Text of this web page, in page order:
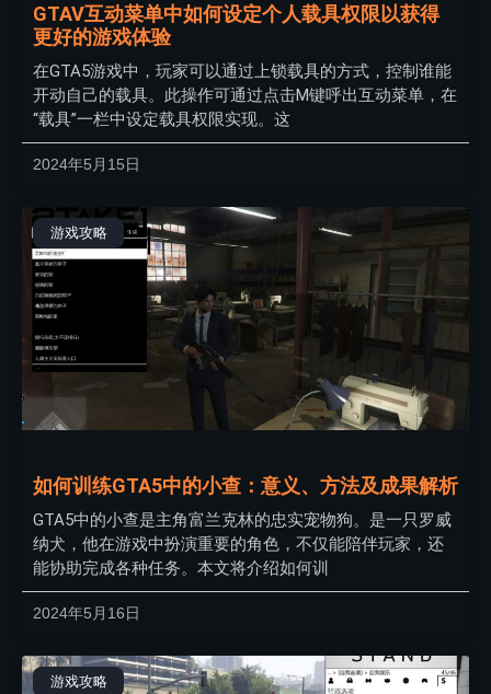
GTAV互动菜单中如何设定个人载具权限以获得
更好的游戏体验
在GTA5游戏中，玩家可以通过上锁载具的方式，控制谁能
开动自己的载具。此操作可通过点击M键呼出互动菜单，在
“载具”一栏中设定载具权限实现。这
2024年5月15日
游戏攻略
如何训练GTA5中的小查：意义、方法及成果解析
GTA5中的小查是主角富兰克林的忠实宠物狗。是一只罗威
纳犬，他在游戏中扮演重要的角色，不仅能陪伴玩家，还
能协助完成各种任务。本文将介绍如何训
2024年5月16日
游戏攻略